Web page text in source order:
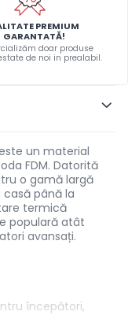
PREMIUM
GARANTATĂ!
doar produse
de noi in prealabil.
un material
FDM. Datorită
o gamă largă
până la
termică
populară atât
avansați.
începători,